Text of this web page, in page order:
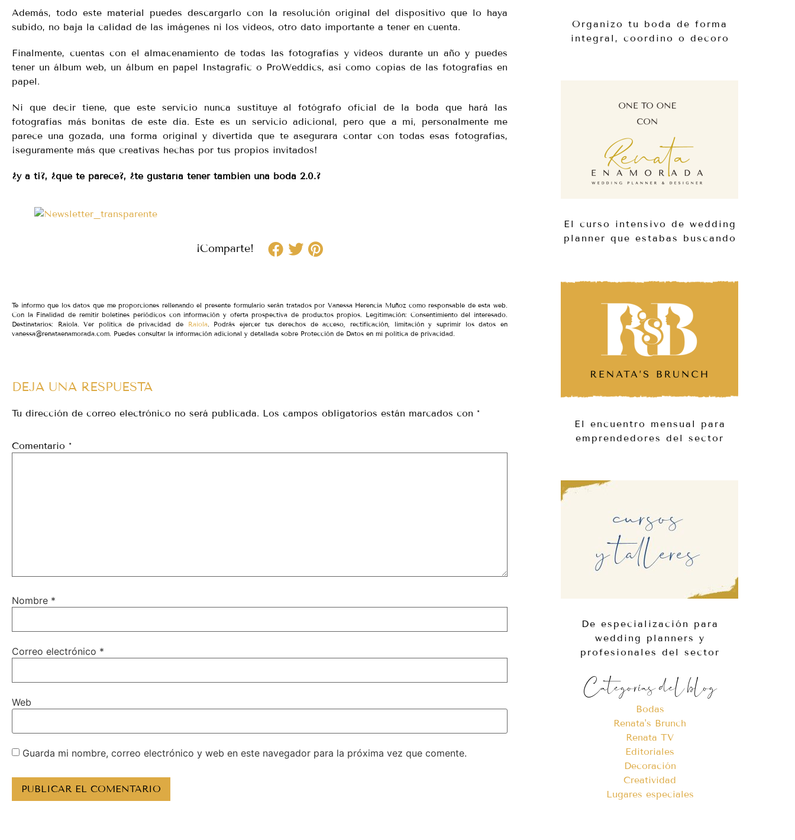
Además, todo este material puedes descargarlo con la resolución original del dispositivo que lo haya
subido, no baja la calidad de las imágenes ni los videos, otro dato importante a tener en cuenta.
Finalmente, cuentas con el almacenamiento de todas las fotografías y videos durante un año y puedes
tener un álbum web, un álbum en papel Instagrafic o ProWeddics, así como copias de las fotografías en
papel.
Ni que decir tiene, que este servicio nunca sustituye al fotógrafo oficial de la boda que hará las
fotografías más bonitas de este día. Este es un servicio adicional, pero que a mi, personalmente me
parece una gozada, una forma original y divertida que te asegurara contar con todas esas fotografías,
¡seguramente más que creativas hechas por tus propios invitados!
¿y a ti?, ¿qué te parece?, ¿te gustaría tener también una boda 2.0.?
¡Comparte!
Te informo que los datos que me proporciones rellenando el presente formulario serán tratados por Vanessa Herencia Muñoz como responsable de esta web.
Con la Finalidad de remitir boletines periódicos con información y oferta prospectiva de productos propios. Legitimación: Consentimiento del interesado.
Destinatarios: Raiola. Ver política de privacidad de
Raiola . Podrás ejercer tus derechos de acceso, rectificación, limitación y suprimir los datos en
vanessa@renataenamorada.com. Puedes consultar la información adicional y detallada sobre Protección de Datos en mi política de privacidad.
DEJA UNA RESPUESTA
Tu dirección de correo electrónico no será publicada. Los campos obligatorios están marcados con *
Comentario *
Nombre *
Correo electrónico *
Web
Guarda mi nombre, correo electrónico y web en este navegador para la próxima vez que comente.
Organizo tu boda de forma
integral, coordino o decoro
El curso intensivo de wedding
planner que estabas buscando
El encuentro mensual para
emprendedores del sector
De especialización para
wedding planners y
profesionales del sector
Categorías del blog
Bodas
Renata's Brunch
Renata TV
Editoriales
Decoración
Creatividad
Lugares especiales